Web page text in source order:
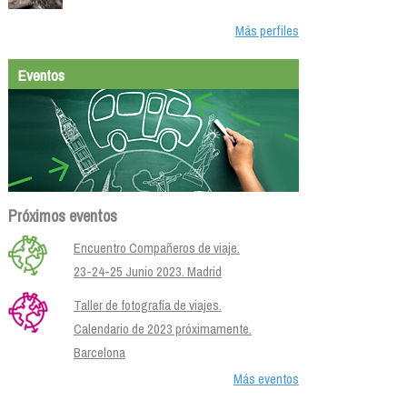
Más perfiles
Eventos
Próximos eventos
Encuentro Compañeros de viaje.
23-24-25 Junio 2023. Madrid
Taller de fotografía de viajes.
Calendario de 2023 próximamente.
Barcelona
Más eventos